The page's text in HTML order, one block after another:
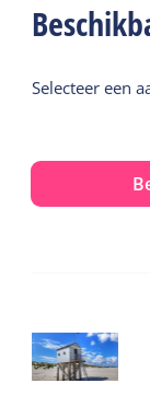
Selecteer een